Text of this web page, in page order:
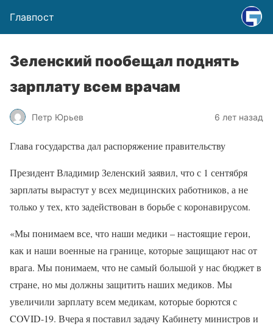
Главпост
Зеленский пообещал поднять
зарплату всем врачам
Петр Юрьев 6 лет назад
Глава государства дал распоряжение правительству
Президент Владимир Зеленский заявил, что с 1 сентября
зарплаты вырастут у всех медицинских работников, а не
только у тех, кто задействован в борьбе с коронавирусом.
«Мы понимаем все, что наши медики – настоящие герои,
как и наши военные на границе, которые защищают нас от
врага. Мы понимаем, что не самый большой у нас бюджет в
стране, но мы должны защитить наших медиков. Мы
увеличили зарплату всем медикам, которые борются с
COVID-19. Вчера я поставил задачу Кабинету министров и